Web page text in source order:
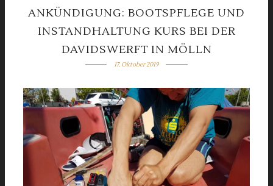
ANKÜNDIGUNG: BOOTSPFLEGE UND
INSTANDHALTUNG KURS BEI DER
DAVIDSWERFT IN MÖLLN
17. Oktober 2019